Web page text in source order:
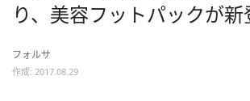
り、美容フットパックが新
フォルサ
作成: 2017.08.29